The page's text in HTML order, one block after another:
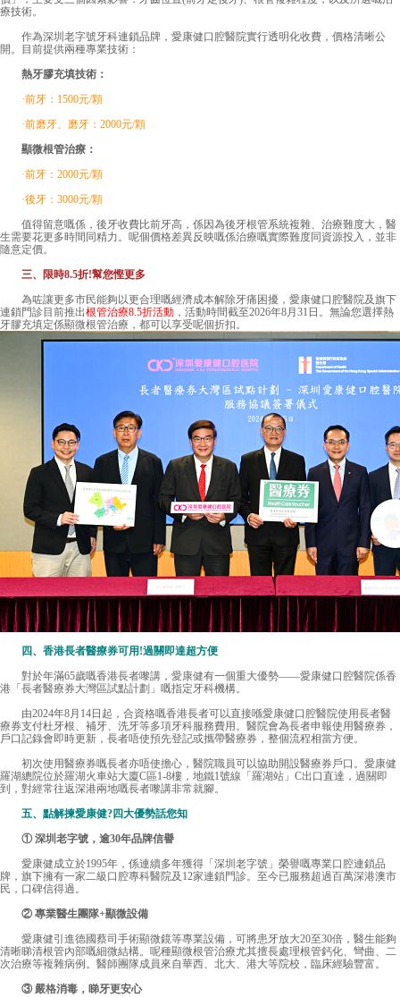
療技術。
作為深圳老字號牙科連鎖品牌，愛康健口腔醫院實行透明化收費，價格清晰公
開。目前提供兩種專業技術：
熱牙膠充填技術：
·前牙：1500元/顆
·前磨牙、磨牙：2000元/顆
顯微根管治療：
·前牙：2000元/顆
·後牙：3000元/顆
值得留意嘅係，後牙收費比前牙高，係因為後牙根管系統複雜、治療難度大，醫
生需要花更多時間同精力。呢個價格差異反映嘅係治療嘅實際難度同資源投入，並非
隨意定價。
三、限時8.5折!幫您慳更多
為咗讓更多市民能夠以更合理嘅經濟成本解除牙痛困擾，愛康健口腔醫院及旗下
連鎖門診目前推出根管治療8.5折活動 ，活動時間截至2026年8月31日。無論您選擇熱
牙膠充填定係顯微根管治療，都可以享受呢個折扣。
四、香港長者醫療券可用!過關即達超方便
對於年滿65歲嘅香港長者嚟講， 愛康健有一個重大優勢——愛康健口腔醫院係香
港「長者醫療券大灣區試點計劃」嘅指定牙科機構。
由2024年8月14日起，合資格嘅香港長者可以直接喺愛康健口腔醫院使用長者醫
療券支付杜牙根、補牙、洗牙等多項牙科服務費用。醫院會為長者申報使用醫療券，
戶口記錄會即時更新，長者唔使預先登記或攜帶醫療券，整個流程相當方便。
初次使用醫療券嘅長者亦唔使擔心，醫院職員可以協助開設醫療券戶口。愛康健
羅湖總院位於羅湖火車站大廈C區1-8樓，地鐵1號線「羅湖站」C出口直達，過關即
到，對經常往返深港兩地嘅長者嚟講非常就腳。
五、點解揀愛康健?四大優勢話您知
① 深圳老字號，逾30年品牌信譽
愛康健成立於1995年，係連續多年獲得「深圳老字號」榮譽嘅專業口腔連鎖品
牌，旗下擁有一家二級口腔專科醫院及12家連鎖門診。至今已服務超過百萬深港澳市
民，口碑信得過。
② 專業醫生團隊+顯微設備
愛康健引進德國蔡司手術顯微鏡等專業設備，可將患牙放大20至30倍，醫生能夠
清晰睇清根管內部嘅細微結構。呢種顯微根管治療尤其擅長處理根管鈣化、彎曲、二
次治療等複雜病例。醫師團隊成員來自華西、北大、港大等院校，臨床經驗豐富。
③ 嚴格消毒，睇牙更安心